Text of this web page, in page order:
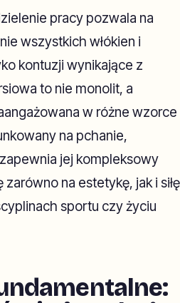
pracy pozwala na
wszystkich włókien i
kontuzji wynikające z
to nie monolit, a
w różne wzorce
na pchanie,
jej kompleksowy
na estetykę, jak i siłę
sportu czy życiu